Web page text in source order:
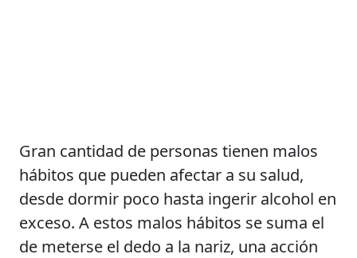
Gran cantidad de personas tienen malos
hábitos que pueden afectar a su salud,
desde dormir poco hasta ingerir alcohol en
exceso. A estos malos hábitos se suma el
de meterse el dedo a la nariz, una acción